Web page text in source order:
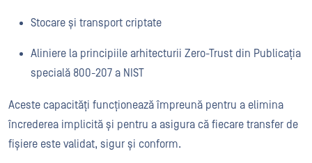
Stocare și transport criptate
Aliniere la principiile arhitecturii Zero-Trust din Publicația
specială 800-207 a NIST
Aceste capacități funcționează împreună pentru a elimina
încrederea implicită și pentru a asigura că fiecare transfer de
fișiere este validat, sigur și conform.